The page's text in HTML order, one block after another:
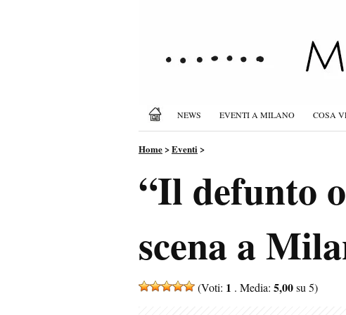
NEWS EVENTI A MILANO COSA
Home>Eventi>
“Il defunto
scena a
(Voti: 1 . Media: 5,00su 5)